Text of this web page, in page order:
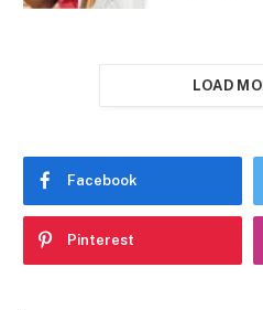
LOAD
Facebook
Pinterest